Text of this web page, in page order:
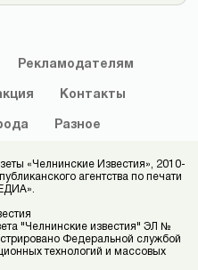
Рекламодателям
Контакты
Разное
«Челнинские Известия», 2010-
агентства по печати
"Челнинские известия" ЭЛ №
Федеральной службой
технологий и массовых